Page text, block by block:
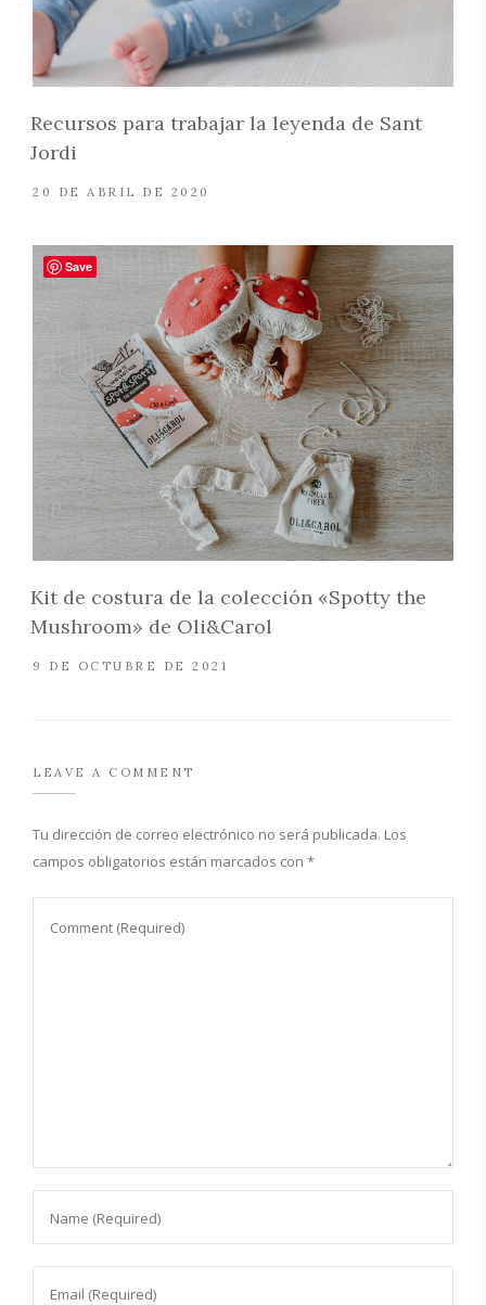
Recursos para trabajar la leyenda de Sant
Jordi
20 DE ABRIL DE 2020
Kit de costura de la colección «Spotty the
Mushroom» de Oli&Carol
9 DE OCTUBRE DE 2021
LEAVE A COMMENT
Tu dirección de correo electrónico no será publicada. Los
campos obligatorios están marcados con *
Save